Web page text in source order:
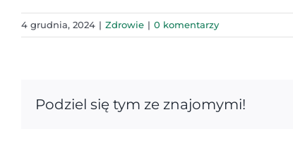
4 grudnia, 2024 | Zdrowie | 0 komentarzy
Podziel się tym ze znajomymi!